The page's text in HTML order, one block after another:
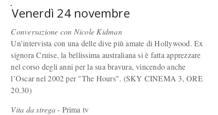
Venerdì 24 novembre
Conversazione con Nicole Kidman
Un’intervista con una delle dive più amate di Hollywood. Ex
signora Cruise, la bellissima australiana si è fatta apprezzare
nel corso degli anni per la sua bravura, vincendo anche
l’Oscar nel 2002 per "The Hours". (SKY CINEMA 3, ORE
20.30)
Vita da strega- Prima tv